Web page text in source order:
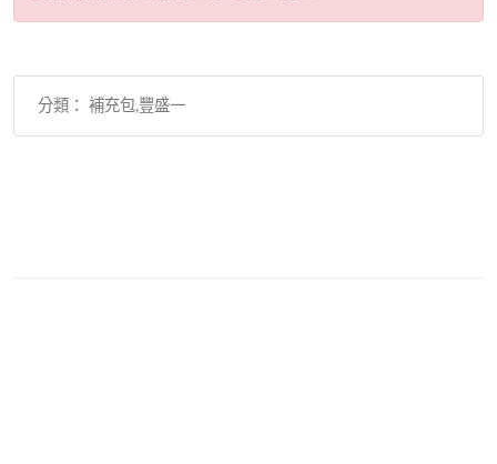
分類： 補充包,豐盛一